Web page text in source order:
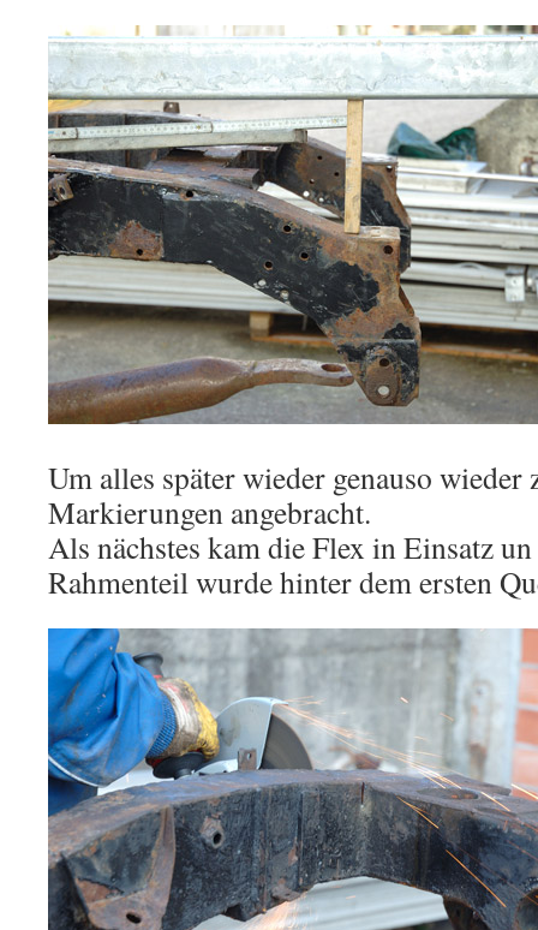
Um alles später wieder genauso
Markierungen angebracht.
Als nächstes kam die Flex in Einsatz
Rahmenteil wurde hinter dem ersten